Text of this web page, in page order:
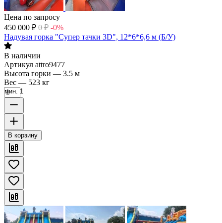
Цена по запросу
450 000 ₽ 0 ₽ -0%
Надувая горка "Супер тачки 3D", 12*6*6,6 м (Б/У)
В наличии
Артикул attro9477
Высота горки — 3.5 м
Вес — 523 кг
мин. 1
В корзину